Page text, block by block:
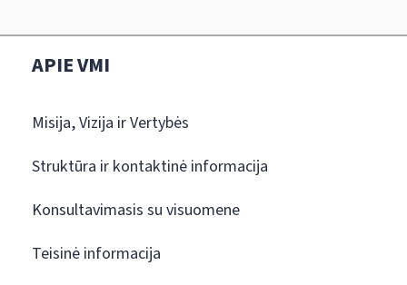
APIE VMI
Misija, Vizija ir Vertybės
Struktūra ir kontaktinė informacija
Konsultavimasis su visuomene
Teisinė informacija